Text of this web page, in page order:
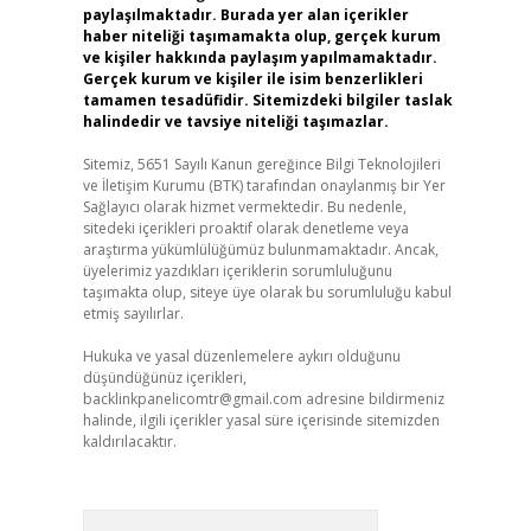
paylaşılmaktadır. Burada yer alan içerikler
haber niteliği taşımamakta olup, gerçek kurum
ve kişiler hakkında paylaşım yapılmamaktadır.
Gerçek kurum ve kişiler ile isim benzerlikleri
tamamen tesadüfidir. Sitemizdeki bilgiler taslak
halindedir ve tavsiye niteliği taşımazlar.
Sitemiz, 5651 Sayılı Kanun gereğince Bilgi Teknolojileri
ve İletişim Kurumu (BTK) tarafından onaylanmış bir Yer
Sağlayıcı olarak hizmet vermektedir. Bu nedenle,
sitedeki içerikleri proaktif olarak denetleme veya
araştırma yükümlülüğümüz bulunmamaktadır. Ancak,
üyelerimiz yazdıkları içeriklerin sorumluluğunu
taşımakta olup, siteye üye olarak bu sorumluluğu kabul
etmiş sayılırlar.
Hukuka ve yasal düzenlemelere aykırı olduğunu
düşündüğünüz içerikleri,
backlinkpanelicomtr@gmail.com adresine bildirmeniz
halinde, ilgili içerikler yasal süre içerisinde sitemizden
kaldırılacaktır.